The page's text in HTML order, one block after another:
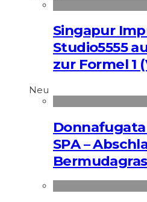
Singapur
Studio5555
zur Formel 1
Neu
SPA –
Bermudagras